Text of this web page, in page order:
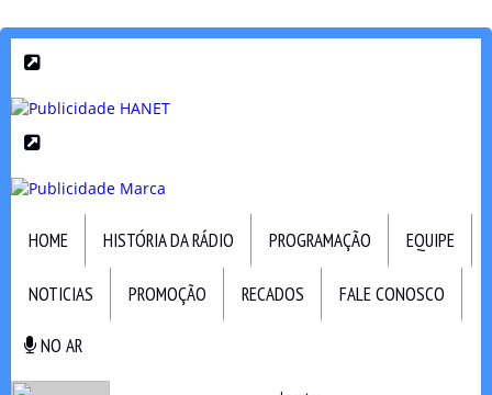
HOME HISTÓRIA DA RÁDIO PROGRAMAÇÃO EQUIPE
NOTICIAS PROMOÇÃO RECADOS FALE CONOSCO
NO AR